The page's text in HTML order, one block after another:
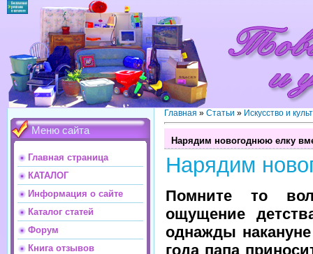
Меню сайта
Главная страница
КАТАЛОГ
Информация о сайте
Каталог статей
Форум
Книга отзывов
Главная » Статьи » Искусство и
Нарядим новогоднюю елку
Нарядим
Помните то
ощущение
однажды
года папа